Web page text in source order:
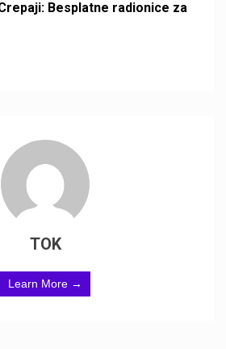
Besplatne radionice za
TOK
Learn More →